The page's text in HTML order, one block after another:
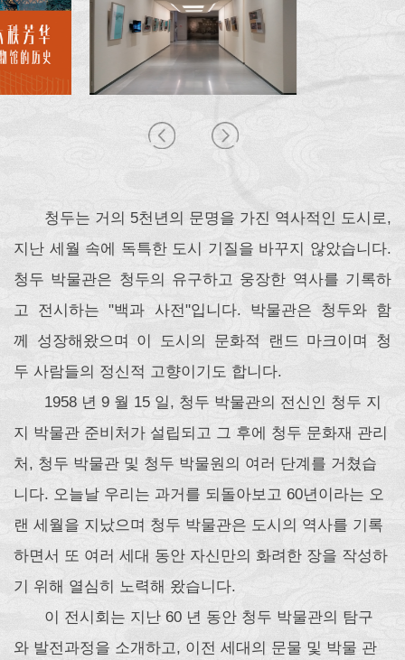
청두는 거의 5천년의 문명을 가진 역사적인 도시로,
지난 세월 속에 독특한 도시 기질을 바꾸지 않았습니다.
청두 박물관은 청두의 유구하고 웅장한 역사를 기록하
고 전시하는 "백과 사전"입니다. 박물관은 청두와 함
께 성장해왔으며 이 도시의 문화적 랜드 마크이며 청
두 사람들의 정신적 고향이기도 합니다.
1958 년 9 월 15 일, 청두 박물관의 전신인 청두 지
지 박물관 준비처가 설립되고 그 후에 청두 문화재 관리
처, 청두 박물관 및 청두 박물원의 여러 단계를 거쳤습
니다. 오늘날 우리는 과거를 되돌아보고 60년이라는 오
랜 세월을 지났으며 청두 박물관은 도시의 역사를 기록
하면서 또 여러 세대 동안 자신만의 화려한 장을 작성하
기 위해 열심히 노력해 왔습니다.
이 전시회는 지난 60 년 동안 청두 박물관의 탐구
와 발전과정을 소개하고, 이전 세대의 문물 및 박물 관